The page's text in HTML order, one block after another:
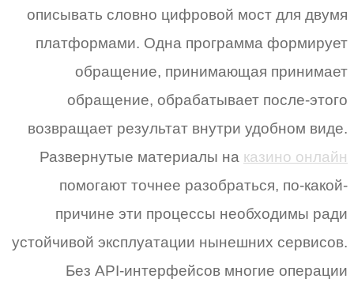
описывать словно цифровой мост для двумя
платформами. Одна программа формирует
обращение, принимающая принимает
обращение, обрабатывает после-этого
возвращает результат внутри удобном виде.
Развернутые материалы на казино онлайн
помогают точнее разобраться, по-какой-
причине эти процессы необходимы ради
устойчивой эксплуатации нынешних сервисов.
Без API-интерфейсов многие операции